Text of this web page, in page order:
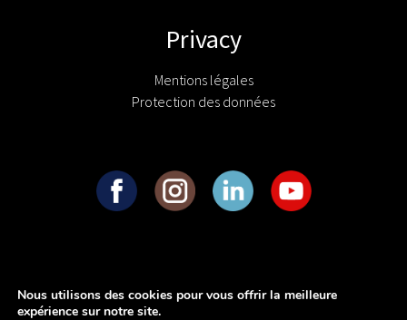
Privacy
Mentions légales
Protection des données
Nous utilisons des cookies pour vous offrir la meilleure
expérience sur notre site.